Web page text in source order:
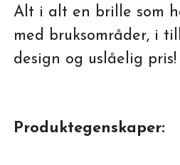
Alt i alt en brille som
med bruksområder, i
design og uslåelig pris!
Produktegenskaper: